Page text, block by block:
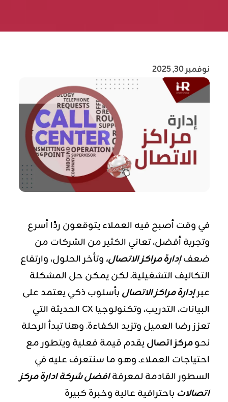
نوفمبر 30, 2025
في وقت أصبح فيه العملاء يتوقعون ردًا أسرع
وتجربة أفضل، تعاني الكثير من الشركات من
ضعفإدارة مراكز الاتصال،وتأخر الحلول، وارتفاع
التكاليف التشغيلية. لكن يمكن حل المشكلة
عبرإدارة مراكز الاتصالبأسلوب ذكي يعتمد على
البيانات، التدريب، وتكنولوجيا CX الحديثة التي
تعزز رضا العميل وتزيد الكفاءة. وهنا تبدأ الرحلة
نحومركز اتصاليقدم قيمة فعلية ويتطور مع
احتياجات العملاء. وهو ما سنتعرف عليه في
السطور القادمة لمعرفةافضل شركة ادارة مركز
اتصالاتباحترافية عالية وخبرة كبيرة